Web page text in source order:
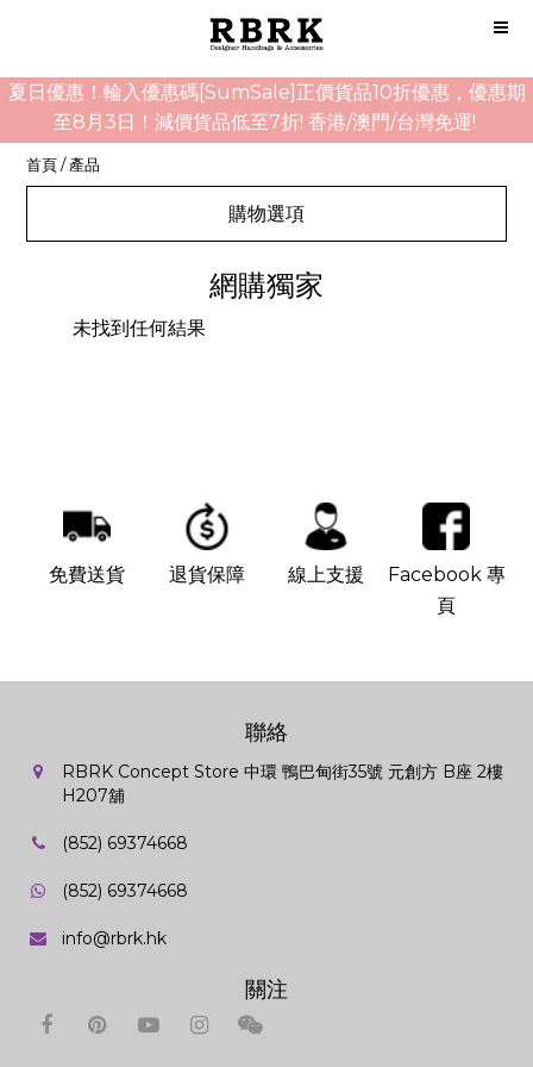
夏日優惠！輪入優惠碼[SumSale]正價貨品10折優惠，優惠期
至8月3日！減價貨品低至7折! 香港/澳門/台灣免運!
首頁/產品
購物選項
網購獨家
未找到任何結果
免費送貨 退貨保障 線上支援
Facebook 專
頁
聯絡
RBRK Concept Store 中環 鴨巴甸街35號 元創方 B座 2樓
H207舖
(852) 69374668
(852) 69374668
info@rbrk.hk
關注